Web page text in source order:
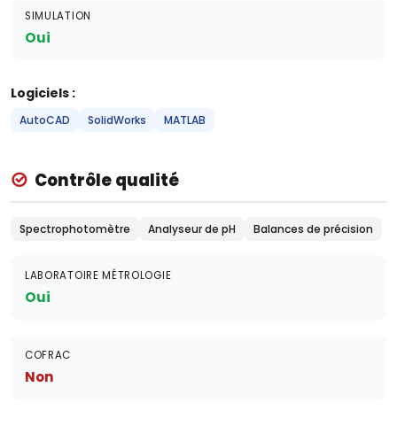
SIMULATION
Oui
Logiciels :
AutoCAD SolidWorks MATLAB
Contrôle qualité
Spectrophotomètre Analyseur de pH Balances de précision
LABORATOIRE MÉTROLOGIE
Oui
COFRAC
Non